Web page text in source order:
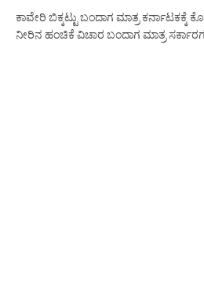
ಕಾವೇರಿ ಬಿಕ್ಕಟ್ಟು ಬಂದಾಗ ಮಾತ್ರ ಕರ್ನಾಟಕಕ್ಕೆ
ನೀರಿನ ಹಂಚಿಕೆ ವಿಚಾರ ಬಂದಾಗ ಮಾತ್ರ